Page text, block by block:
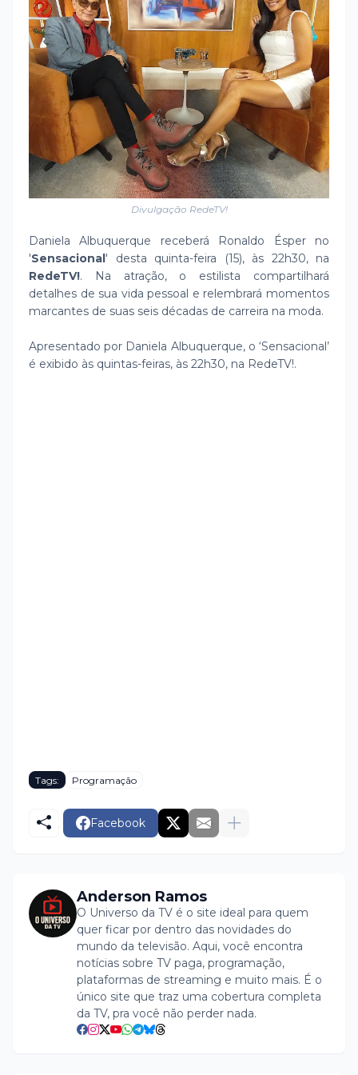
Divulgação RedeTV!
Daniela Albuquerque receberá Ronaldo Ésper no
'Sensacional' desta quinta-feira (15), às 22h30, na
RedeTV!. Na atração, o estilista compartilhará
detalhes de sua vida pessoal e relembrará momentos
marcantes de suas seis décadas de carreira na moda.
Apresentado por Daniela Albuquerque, o ‘Sensacional’
é exibido às quintas-feiras, às 22h30, na RedeTV!.
Tags: Programação
Facebook
Anderson Ramos
O Universo da TV é o site ideal para quem
quer ficar por dentro das novidades do
mundo da televisão. Aqui, você encontra
notícias sobre TV paga, programação,
plataformas de streaming e muito mais. É o
único site que traz uma cobertura completa
da TV, pra você não perder nada.